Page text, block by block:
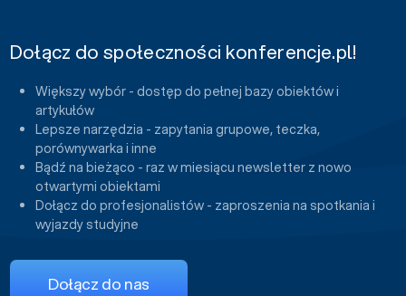
Dołącz do społeczności konferencje.pl!
Większy wybór - dostęp do pełnej bazy obiektów i
artykułów
Lepsze narzędzia - zapytania grupowe, teczka,
porównywarka i inne
Bądź na bieżąco - raz w miesiącu newsletter z nowo
otwartymi obiektami
Dołącz do profesjonalistów - zaproszenia na spotkania i
wyjazdy studyjne
Dołącz do nas